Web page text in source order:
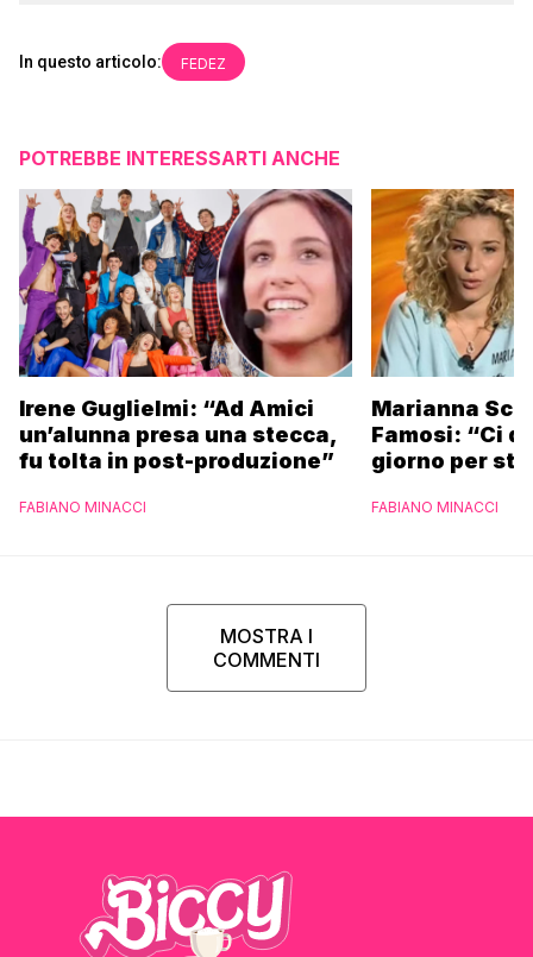
In questo articolo: FEDEZ
POTREBBE INTERESSARTI ANCHE
Irene Guglielmi: “Ad Amici
un’alunna presa una stecca,
fu tolta in post-produzione”
FABIANO MINACCI
Marianna
Famosi: “Ci
giorno per
FABIANO MINACCI
MOSTRA I
COMMENTI